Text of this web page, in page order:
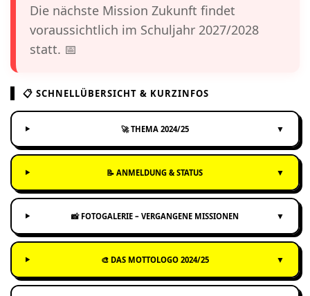
Die nächste Mission Zukunft findet
voraussichtlich im Schuljahr 2027/2028
statt. 📅
📋 SCHNELLÜBERSICHT & KURZINFOS
🚀 THEMA 2024/25 ▼
📝 ANMELDUNG & STATUS ▼
📸 FOTOGALERIE – VERGANGENE MISSIONEN ▼
🎨 DAS MOTTOLOGO 2024/25 ▼